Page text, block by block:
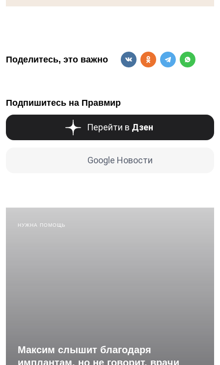
Поделитесь, это важно
Подпишитесь на Правмир
Перейти в Дзен
Google Новости
НУЖНА ПОМОЩЬ
Максим слышит благодаря
имплантам, но не говорит, врачи